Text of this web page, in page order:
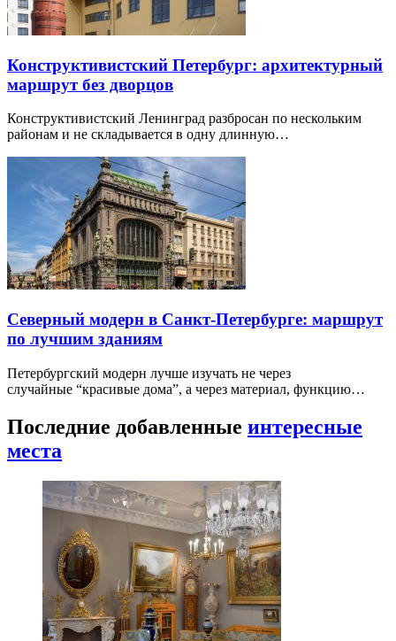
Конструктивистский Петербург: архитектурный
маршрут без дворцов
Конструктивистский Ленинград разбросан по нескольким
районам и не складывается в одну длинную…
Северный модерн в Санкт-Петербурге: маршрут
по лучшим зданиям
Петербургский модерн лучше изучать не через
случайные “красивые дома”, а через материал, функцию…
Последние добавленные интересные
места